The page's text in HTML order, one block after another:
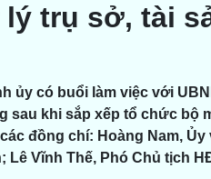
trụ sở, tài
ủy có buổi làm việc với
sau khi sắp xếp tổ chức bộ
đồng chí: Hoàng Nam, Ủy
Vĩnh Thế, Phó Chủ tịch